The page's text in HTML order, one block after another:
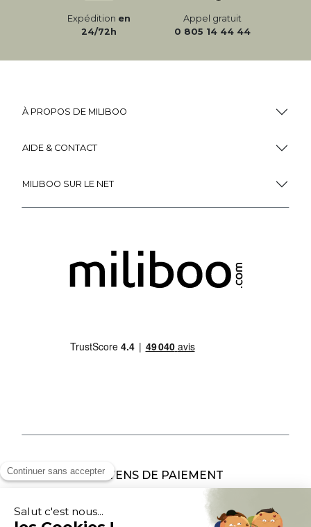
Expédition en
24/72h
Appel gratuit
0 805 14 44 44
À PROPOS DE MILIBOO
AIDE & CONTACT
MILIBOO SUR LE NET
MOYENS DE PAIEMENT